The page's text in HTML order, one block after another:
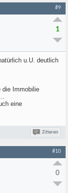
#9
1
u.U. deutlich
die Immobilie
eine
Zitieren
#10
0